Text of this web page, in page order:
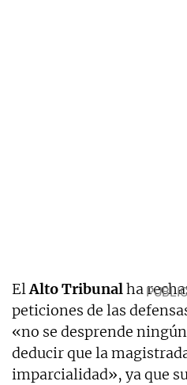
ElAlto Tribunalha
peticiones de las
«no se desprende
deducir que la
imparcialidad», ya que